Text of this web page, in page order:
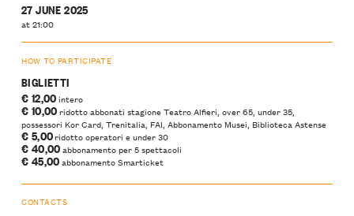
27 JUNE 2025
at 21:00
HOW TO PARTICIPATE
BIGLIETTI
€ 12,00intero
€ 10,00ridotto abbonati stagione Teatro Alfieri, over 65, under 35,
possessori Kor Card, Trenitalia, FAI, Abbonamento Musei, Biblioteca Astense
€ 5,00ridotto operatori e under 30
€ 40,00abbonamento per 5 spettacoli
€ 45,00abbonamento Smarticket
CONTACTS